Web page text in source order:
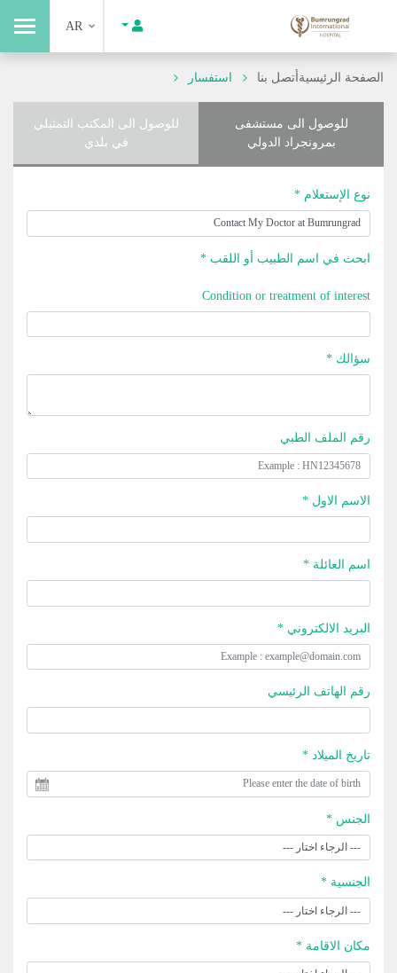
AR
الصفحة الرئيسيةأتصل بنا استفسار
للوصول الى مستشفى
بمرونجراد الدولي
للوصول الى المكتب التمثيلي
في بلدي
نوع الإستعلام *
ابحث في اسم الطبيب أو اللقب *
Condition or treatment of interest
سؤالك *
رقم الملف الطبي
الاسم الاول *
اسم العائلة *
البريد الالكتروني *
رقم الهاتف الرئيسي
تاريخ الميلاد *
الجنس *
الجنسية *
مكان الاقامة *